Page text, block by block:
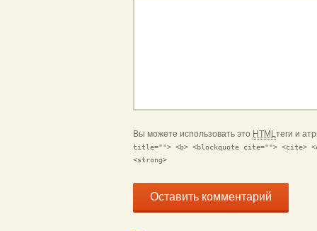
Вы можете использовать это HTMLтеги и
title=""> <b> <blockquote cite=""> <cite>
<strong>